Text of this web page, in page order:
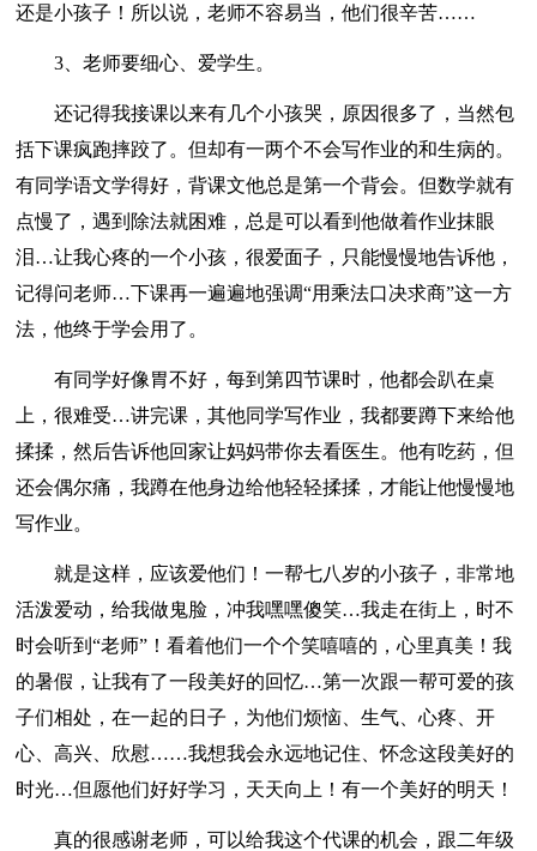
还是小孩子！所以说，老师不容易当，他们很辛苦……
3、老师要细心、爱学生。
还记得我接课以来有几个小孩哭，原因很多了，当然包
括下课疯跑摔跤了。但却有一两个不会写作业的和生病的。
有同学语文学得好，背课文他总是第一个背会。但数学就有
点慢了，遇到除法就困难，总是可以看到他做着作业抹眼
泪…让我心疼的一个小孩，很爱面子，只能慢慢地告诉他，
记得问老师…下课再一遍遍地强调“用乘法口决求商”这一方
法，他终于学会用了。
有同学好像胃不好，每到第四节课时，他都会趴在桌
上，很难受…讲完课，其他同学写作业，我都要蹲下来给他
揉揉，然后告诉他回家让妈妈带你去看医生。他有吃药，但
还会偶尔痛，我蹲在他身边给他轻轻揉揉，才能让他慢慢地
写作业。
就是这样，应该爱他们！一帮七八岁的小孩子，非常地
活泼爱动，给我做鬼脸，冲我嘿嘿傻笑…我走在街上，时不
时会听到“老师”！看着他们一个个笑嘻嘻的，心里真美！我
的暑假，让我有了一段美好的回忆…第一次跟一帮可爱的孩
子们相处，在一起的日子，为他们烦恼、生气、心疼、开
心、高兴、欣慰……我想我会永远地记住、怀念这段美好的
时光…但愿他们好好学习，天天向上！有一个美好的明天！
真的很感谢老师，可以给我这个代课的机会，跟二年级